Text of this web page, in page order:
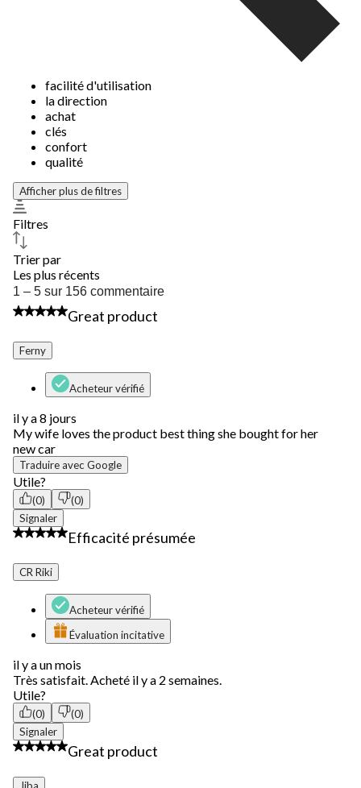
facilité d'utilisation
la direction
achat
clés
confort
qualité
Afficher plus de filtres
Filtres
Trier par
Les plus récents
1
à
5
156
1 – 5 sur 156 commentaire
5 étoile(s) sur 5.
Great product
Ferny
Acheteur vérifié
il y a 8 jours
My wife loves the product best thing she bought for her
new car
Traduire avec Google
Utile?
(0)
(0)
Signaler
5 étoile(s) sur 5.
Efficacité présumée
CR Riki
Acheteur vérifié
Évaluation incitative
il y a un mois
Très satisfait. Acheté il y a 2 semaines.
Utile?
(0)
(0)
Signaler
4 étoile(s) sur 5.
Great product